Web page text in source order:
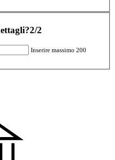
2/2
Inserire massimo 200